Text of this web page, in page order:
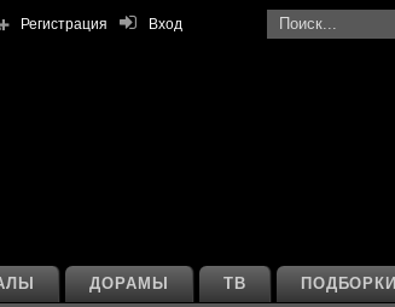
Вход
Регистрация
ПОДБОРКИ
ТВ
ДОРАМЫ